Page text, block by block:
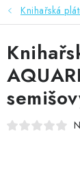
HURÁ DÍLNA
VŠECHNO
KNIHAŘSKÝ
Knihařská